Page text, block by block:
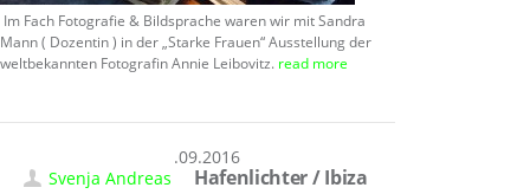
Im Fach Fotografie & Bildsprache waren wir mit Sandra
Mann ( Dozentin ) in der „Starke Frauen“ Ausstellung der
weltbekannten Fotografin Annie Leibovitz. read more
30.09.2016
Svenja Andreas
Hafenlichter / Ibiza